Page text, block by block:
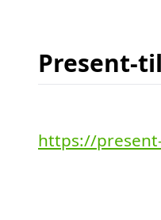
Present-
https://